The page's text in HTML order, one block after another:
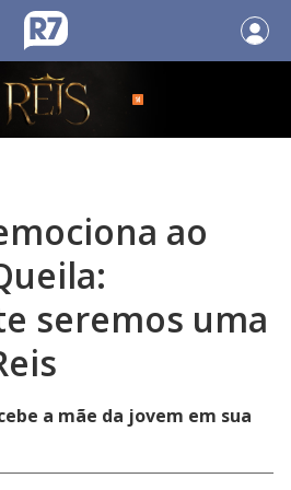
ao
seremos uma
a mãe da jovem em sua